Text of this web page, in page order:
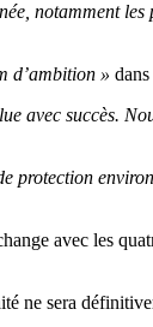
notamment
d’ambition »
avec succès.
protection
avec les
ne sera